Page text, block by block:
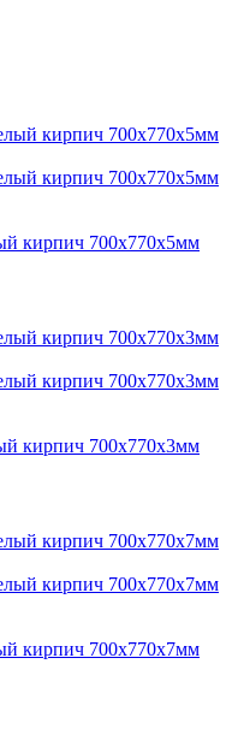
кирпич 700x770x5мм
кирпич 700x770x3мм
кирпич 700x770x7мм